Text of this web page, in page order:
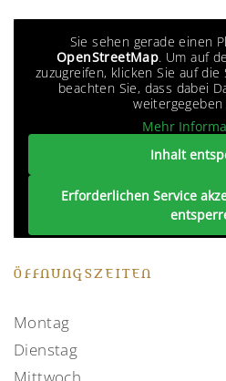
Sie sehen gerade einen
OpenStreetMap. Um auf
zuzugreifen, klicken Sie auf
beachten Sie, dass dabei
Mehr
Inhalt
Erforderlichen Service
ÖFFNUNGSZEITEN
Montag
Dienstag